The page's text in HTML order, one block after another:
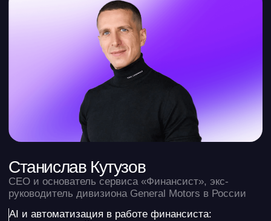
Оксана Ткаченко
Финансовый директор для бизнеса, кандидат
Методология внедрения автоматизации